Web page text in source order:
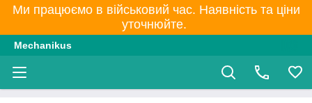
Ми працюємо в військовий час. Наявність та ціни
уточнюйте.
Mechanikus